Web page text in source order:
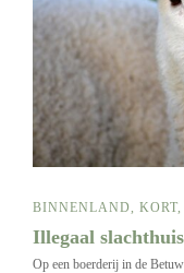
BINNENLAND KORT
Illegaal
Op een boerderij in de